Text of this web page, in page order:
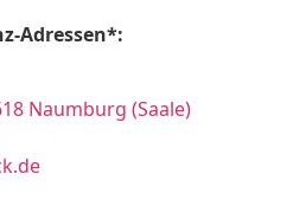
Adressen*:
Naumburg (Saale)